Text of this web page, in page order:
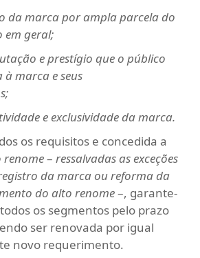
da marca por ampla parcela do
em geral;
e prestígio que o público
marca e seus
e exclusividade da marca.
os requisitos e concedida a
renome– ressalvadas as exceções
da marca ou reforma da
do alto renome–, garante-
os segmentos pelo prazo
ser renovada por igual
novo requerimento.